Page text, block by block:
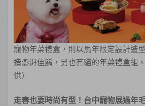
寵物年菜禮盒，則以馬年限定設計造
造澎湃佳餚，另也有貓的年菜禮盒組
供）
走春也要時尚有型！台中寵物展過年